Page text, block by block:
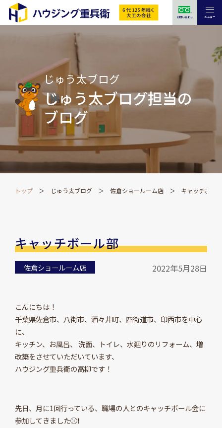
お問い合わせ メニュー
じゅう太ブログ
じゅう太ブログ担当の
ブログ
トップ じゅう太ブログ 佐倉ショールーム店 キャッチボー
キャッチボール部
佐倉ショールーム店 2022年5月28日
こんにちは！
千葉県佐倉市、八街市、酒々井町、四街道市、印西市を中心
に、
キッチン、お風呂、 洗面、トイレ、水廻りのリフォーム、増
改築をさせていただいています、
ハウジング重兵衛の高柳です！
先日、月に1回行っている、職場の人とのキャッチボール会に
参加してきました⚾❗